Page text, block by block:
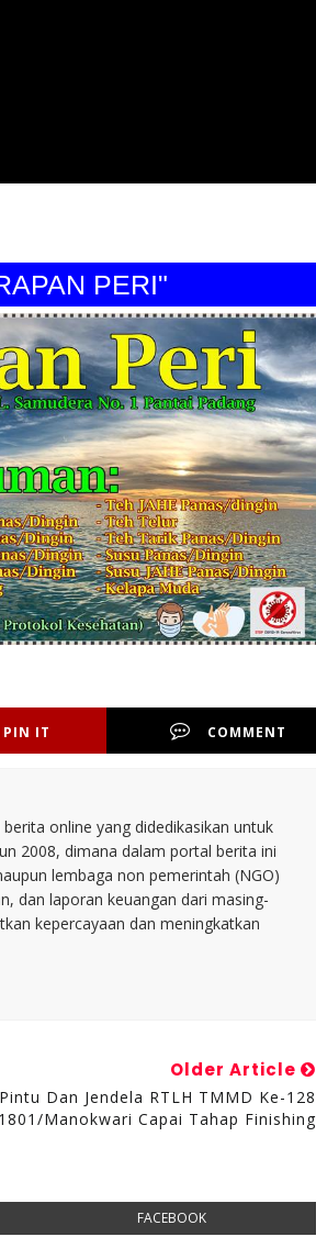
PERI"
PIN IT COMMENT
online yang didedikasikan untuk
2008, dimana dalam portal berita ini
lembaga non pemerintah (NGO)
dan laporan keuangan dari masing-
kepercayaan dan meningkatkan
Older Article
Dan Jendela RTLH TMMD Ke-128
Manokwari Capai Tahap Finishing
FACEBOOK